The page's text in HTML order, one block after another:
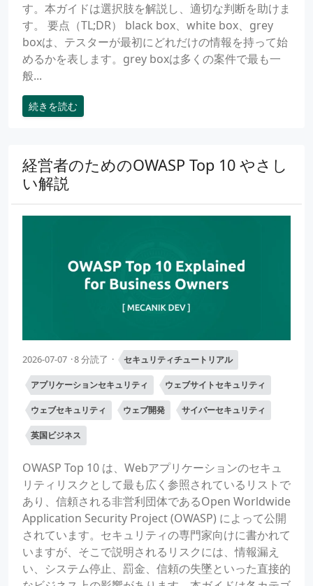
す。本ガイドは選択肢を解説し、適切な判断を助けま
す。 要点（TL;DR） black box、white box、grey
boxは、テスターが最初にどれだけの情報を持って始
めるかを表します。grey boxは多くの案件で最も一
般...
続きを読む
経営者のためのOWASP Top 10 やさし
い解説
2026-07-07 8 分読了 セキュリティチュートリアル
アプリケーションセキュリティ ウェブサイトセキュリティ
ウェブセキュリティ ウェブ開発 サイバーセキュリティ
英国ビジネス
OWASP Top 10 は、Webアプリケーションのセキュ
リティリスクとして最も広く参照されているリストで
あり、信頼される非営利団体であるOpen Worldwide
Application Security Project (OWASP) によって公開
されています。セキュリティの専門家向けに書かれて
いますが、そこで説明されるリスクには、情報漏え
い、システム停止、罰金、信頼の失墜といった直接的